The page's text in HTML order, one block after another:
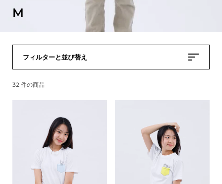
M
フィルターと並び替え
32 件の商品